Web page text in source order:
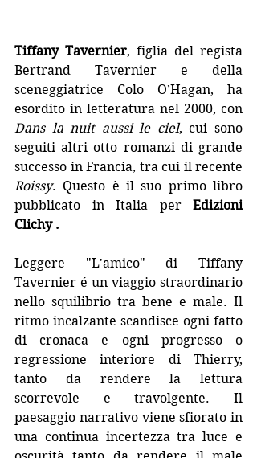
Tiffany Tavernier, figlia del regista
Bertrand Tavernier e della
sceneggiatrice Colo O’Hagan, ha
Dans la nuit aussi le ciel, cui sono
seguiti altri otto romanzi di grande
Roissy. Questo è il suo primo libro
pubblicato in Italia per Edizioni
Clichy .
Leggere "L'amico" di Tiffany
Tavernier é un viaggio straordinario
nello squilibrio tra bene e male. Il
ritmo incalzante scandisce ogni fatto
di cronaca e ogni progresso o
regressione interiore di Thierry,
tanto da rendere la lettura
scorrevole e travolgente. Il
paesaggio narrativo viene sfiorato in
una continua incertezza tra luce e